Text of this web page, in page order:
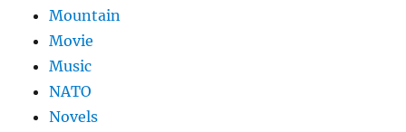
Mountain
Movie
Music
NATO
Novels